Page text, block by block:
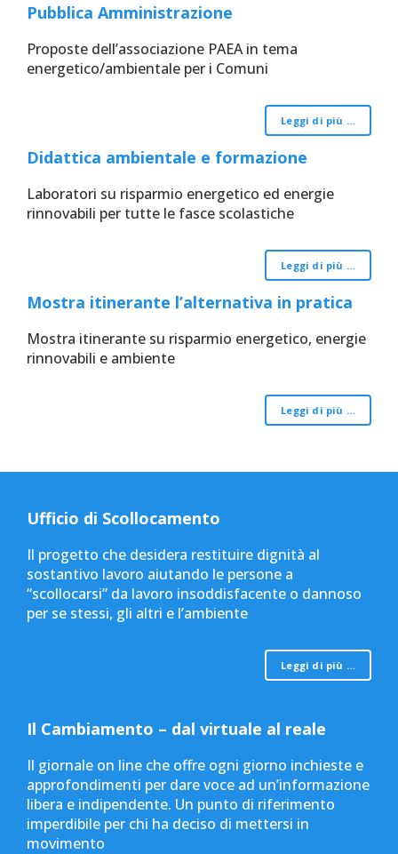
Pubblica Amministrazione
Proposte dell’associazione PAEA in tema
energetico/ambientale per i Comuni
Leggi di più …
Didattica ambientale e formazione
Laboratori su risparmio energetico ed energie
rinnovabili per tutte le fasce scolastiche
Leggi di più …
Mostra itinerante l’alternativa in pratica
Mostra itinerante su risparmio energetico, energie
rinnovabili e ambiente
Leggi di più …
Ufficio di Scollocamento
Il progetto che desidera restituire dignità al
sostantivo lavoro aiutando le persone a
“scollocarsi” da lavoro insoddisfacente o dannoso
per se stessi, gli altri e l’ambiente
Leggi di più …
Il Cambiamento – dal virtuale al reale
Il giornale on line che offre ogni giorno inchieste e
approfondimenti per dare voce ad un’informazione
libera e indipendente. Un punto di riferimento
imperdibile per chi ha deciso di mettersi in
movimento